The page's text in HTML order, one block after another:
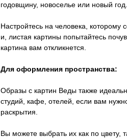
годовщину, новоселье или новый год.
Настройтесь на человека, которому
и, листая картины попытайтесь
картина вам откликнется.
Для оформления пространства:
Образы с картин Веды также
студий, кафе, отелей, если вам
раскрытия.
Вы можете выбрать их как по цвету,